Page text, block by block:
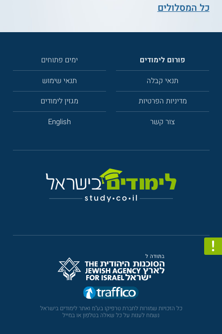
כל המסלולים
פורום לימודים
ימים פתוחים
תנאי קבלה
תנאי שימוש
מדיניות הפרטיות
מגזין לימודים
צור קשר
English
כל הזכויות שמורות לחברת טרפיקו בע"מ ואתר לימודים בישראל
נשמח לענות על כל שאלה בטלפון או במייל